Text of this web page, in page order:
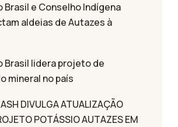
Brasil e Conselho Indígena
aldeias de Autazes à
Brasil lidera projeto de
mineral no país
DIVULGA ATUALIZAÇÃO
POTÁSSIO AUTAZES EM